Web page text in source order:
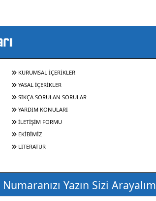
KURUMSAL İÇERİKLER
YASAL İÇERİKLER
SIKÇA SORULAN SORULAR
YARDIM KONULARI
İLETİŞİM FORMU
EKİBİMİZ
LİTERATÜR
Numaranızı Yazın Sizi Arayalım